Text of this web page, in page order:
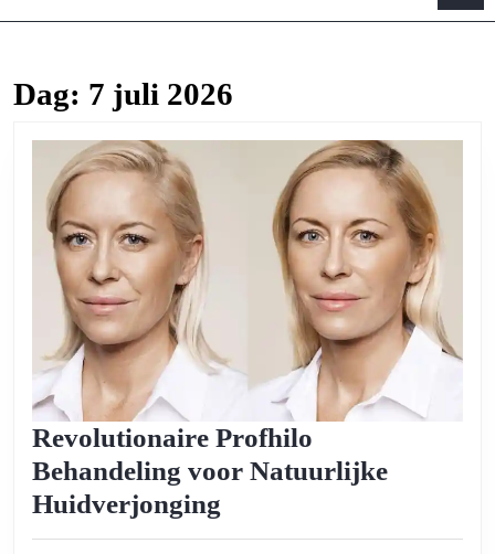
Dag: 7 juli 2026
Revolutionaire Profhilo
Behandeling voor Natuurlijke
Huidverjonging
Profhilo